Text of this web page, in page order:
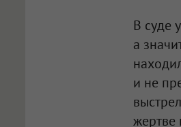
В суде
а
и не